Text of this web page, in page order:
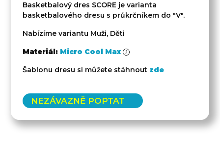
Basketbalový dres SCORE je varianta
basketbalového dresu s průkrčníkem do "V".
Nabízíme variantu Muži, Děti
Materiál: Micro Cool Max
Šablonu dresu si můžete stáhnout zde
NEZÁVAZNĚ POPTAT